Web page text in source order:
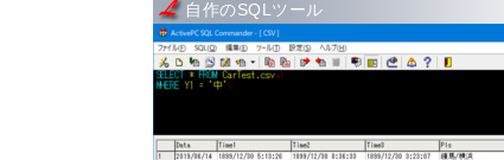
自作のSQLツール